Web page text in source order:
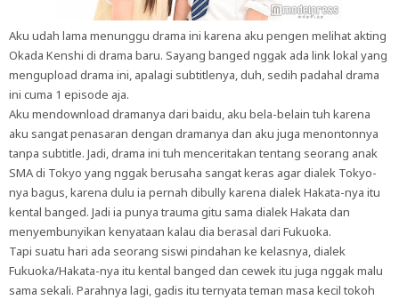
Aku udah lama menunggu drama ini karena aku pengen melihat akting
Okada Kenshi di drama baru. Sayang banged nggak ada link lokal yang
mengupload drama ini, apalagi subtitlenya, duh, sedih padahal drama
ini cuma 1 episode aja.
Aku mendownload dramanya dari baidu, aku bela-belain tuh karena
aku sangat penasaran dengan dramanya dan aku juga menontonnya
tanpa subtitle. Jadi, drama ini tuh menceritakan tentang seorang anak
SMA di Tokyo yang nggak berusaha sangat keras agar dialek Tokyo-
nya bagus, karena dulu ia pernah dibully karena dialek Hakata-nya itu
kental banged. Jadi ia punya trauma gitu sama dialek Hakata dan
menyembunyikan kenyataan kalau dia berasal dari Fukuoka.
Tapi suatu hari ada seorang siswi pindahan ke kelasnya, dialek
Fukuoka/Hakata-nya itu kental banged dan cewek itu juga nggak malu
sama sekali. Parahnya lagi, gadis itu ternyata teman masa kecil tokoh